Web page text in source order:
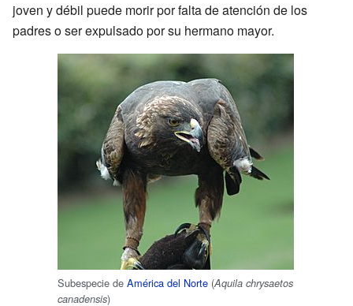
joven y débil puede morir por falta de atención de los
padres o ser expulsado por su hermano mayor.
Subespecie de América del Norte (Aquila chrysaetos
canadensis)